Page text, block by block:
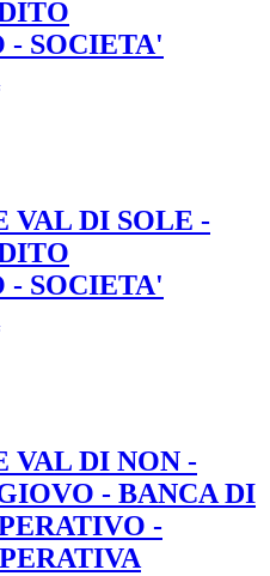
- SOCIETA'
VAL DI SOLE -
- SOCIETA'
VAL DI NON -
- BANCA DI
-